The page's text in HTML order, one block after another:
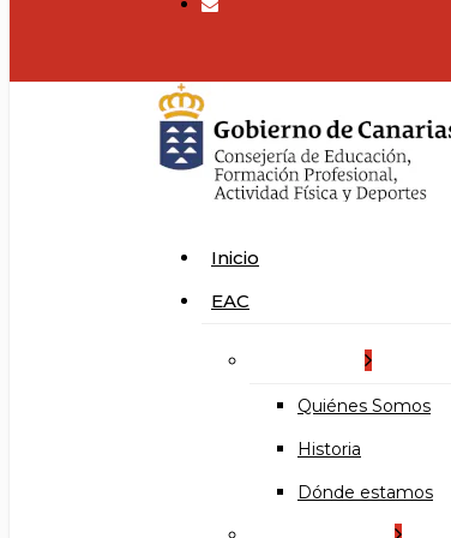
search
Menu
Inicio
EAC
Quiénes Somos
Historia
Dónde estamos